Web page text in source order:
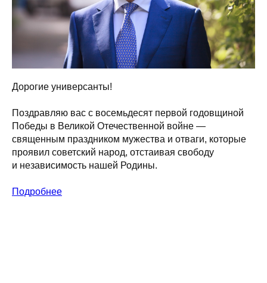
Дорогие универсанты!
Поздравляю вас с восемьдесят первой годовщиной
Победы в Великой Отечественной войне —
священным праздником мужества и отваги, которые
проявил советский народ, отстаивая свободу
и независимость нашей Родины.
Подробнее